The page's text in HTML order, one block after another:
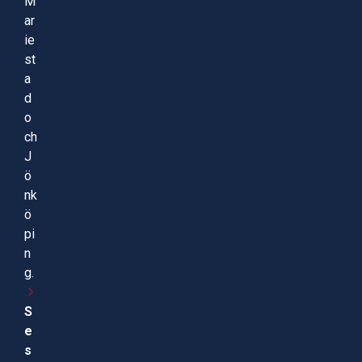
ar
ie
st
a
d
o
ch
J
ö
nk
ö
pi
n
g.
S
e
s